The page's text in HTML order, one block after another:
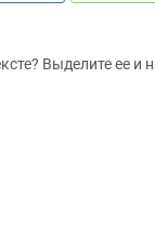
Выделите ее и